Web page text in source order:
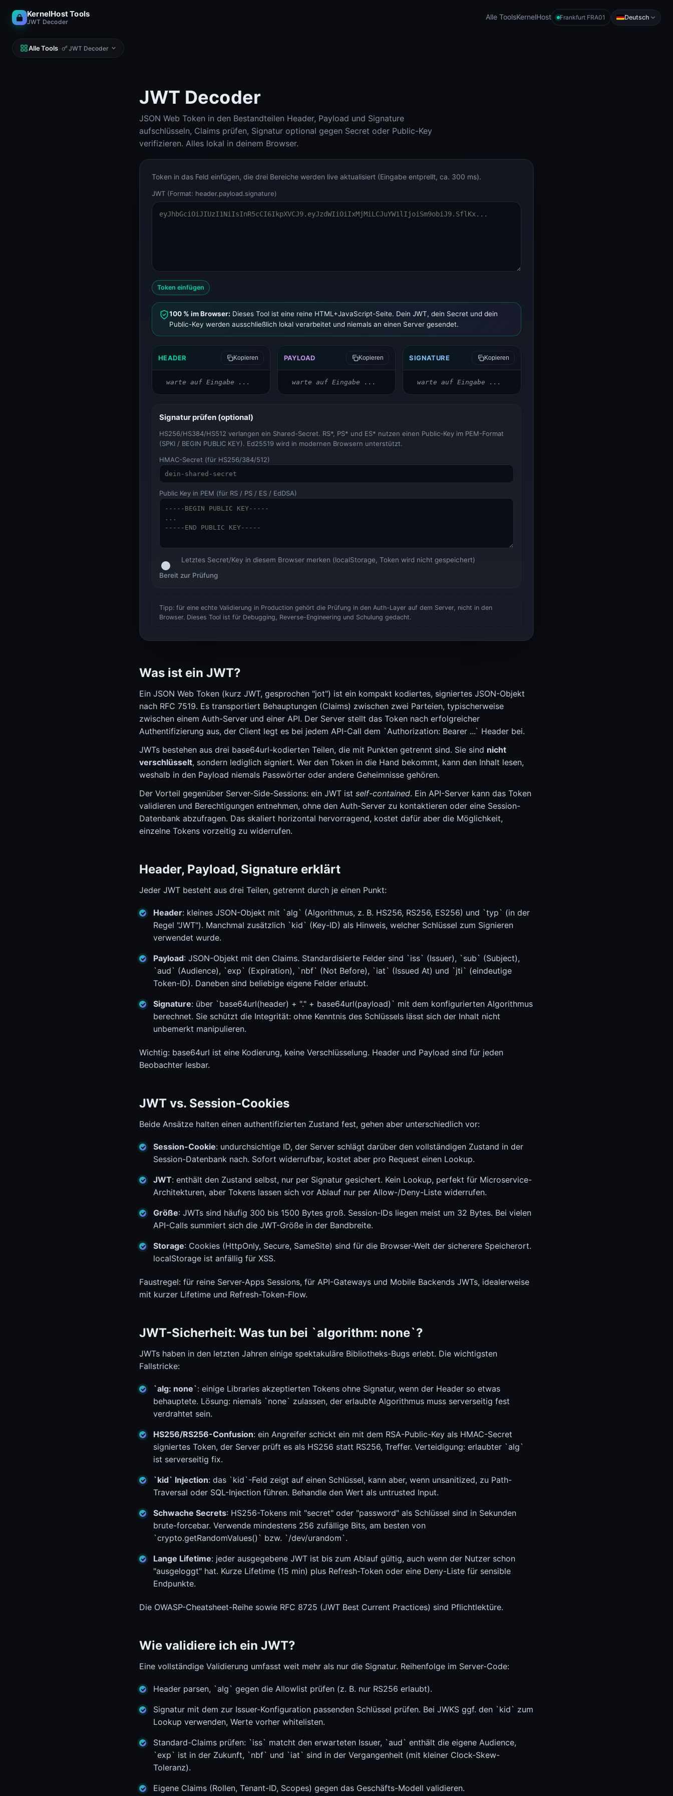
KernelHost Tools
JWT Decoder
Alle ToolsKernelHost Frankfurt FRA01 Deutsch
Alle Tools · JWT Decoder
Subnet-Calculator (IPv4 & IPv6)
DNS Lookup (A, AAAA, MX, TXT, SPF, DKIM, DMARC)
DNS Lookup
Reverse DNS Lookup (PTR, FCrDNS, ASN)
HTTP Header Inspector (Response, Security, Redirects)
JWT Decoder (Header, Payload, Signature)
JWT Decoder
UUID Generator (v4, v7, ULID, NanoID)
Stromkosten-Rechner
Stromkosten-Rechner
JWT Decoder
JSON Web Token in den Bestandteilen Header, Payload und Signature
aufschlüsseln, Claims prüfen, Signatur optional gegen Secret oder Public-Key
verifizieren. Alles lokal in deinem Browser.
Token in das Feld einfügen, die drei Bereiche werden live aktualisiert (Eingabe entprellt, ca. 300 ms).
JWT (Format: header.payload.signature)
Token einfügen
100 % im Browser: Dieses Tool ist eine reine HTML+JavaScript-Seite. Dein JWT, dein Secret und dein
Public-Key werden ausschließlich lokal verarbeitet und niemals an einen Server gesendet.
HEADER Kopieren
warte auf Eingabe ...
PAYLOAD Kopieren
warte auf Eingabe ...
SIGNATURE Kopieren
warte auf Eingabe ...
Signatur prüfen (optional)
HS256/HS384/HS512 verlangen ein Shared-Secret. RS*, PS* und ES* nutzen einen Public-Key im PEM-Format
(SPKI / BEGIN PUBLIC KEY). Ed25519 wird in modernen Browsern unterstützt.
HMAC-Secret (für HS256/384/512)
Public Key in PEM (für RS / PS / ES / EdDSA)
Letztes Secret/Key in diesem Browser merken (localStorage, Token wird nicht gespeichert)
Bereit zur Prüfung
Tipp: für eine echte Validierung in Production gehört die Prüfung in den Auth-Layer auf dem Server, nicht in den
Browser. Dieses Tool ist für Debugging, Reverse-Engineering und Schulung gedacht.
Was ist ein JWT?
Ein JSON Web Token (kurz JWT, gesprochen "jot") ist ein kompakt kodiertes, signiertes JSON-Objekt
nach RFC 7519. Es transportiert Behauptungen (Claims) zwischen zwei Parteien, typischerweise
zwischen einem Auth-Server und einer API. Der Server stellt das Token nach erfolgreicher
Authentifizierung aus, der Client legt es bei jedem API-Call dem `Authorization: Bearer ...` Header bei.
JWTs bestehen aus drei base64url-kodierten Teilen, die mit Punkten getrennt sind. Sie sind nicht
verschlüsselt, sondern lediglich signiert. Wer den Token in die Hand bekommt, kann den Inhalt lesen,
weshalb in den Payload niemals Passwörter oder andere Geheimnisse gehören.
Der Vorteil gegenüber Server-Side-Sessions: ein JWT ist self-contained. Ein API-Server kann das Token
validieren und Berechtigungen entnehmen, ohne den Auth-Server zu kontaktieren oder eine Session-
Datenbank abzufragen. Das skaliert horizontal hervorragend, kostet dafür aber die Möglichkeit,
einzelne Tokens vorzeitig zu widerrufen.
Header, Payload, Signature erklärt
Jeder JWT besteht aus drei Teilen, getrennt durch je einen Punkt:
Header: kleines JSON-Objekt mit `alg` (Algorithmus, z. B. HS256, RS256, ES256) und `typ` (in der
Regel "JWT"). Manchmal zusätzlich `kid` (Key-ID) als Hinweis, welcher Schlüssel zum Signieren
verwendet wurde.
Payload: JSON-Objekt mit den Claims. Standardisierte Felder sind `iss` (Issuer), `sub` (Subject),
`aud` (Audience), `exp` (Expiration), `nbf` (Not Before), `iat` (Issued At) und `jti` (eindeutige
Token-ID). Daneben sind beliebige eigene Felder erlaubt.
Signature: über `base64url(header) + "." + base64url(payload)` mit dem konfigurierten Algorithmus
berechnet. Sie schützt die Integrität: ohne Kenntnis des Schlüssels lässt sich der Inhalt nicht
unbemerkt manipulieren.
Wichtig: base64url ist eine Kodierung, keine Verschlüsselung. Header und Payload sind für jeden
Beobachter lesbar.
JWT vs. Session-Cookies
Beide Ansätze halten einen authentifizierten Zustand fest, gehen aber unterschiedlich vor:
Session-Cookie: undurchsichtige ID, der Server schlägt darüber den vollständigen Zustand in der
Session-Datenbank nach. Sofort widerrufbar, kostet aber pro Request einen Lookup.
JWT: enthält den Zustand selbst, nur per Signatur gesichert. Kein Lookup, perfekt für Microservice-
Architekturen, aber Tokens lassen sich vor Ablauf nur per Allow-/Deny-Liste widerrufen.
Größe: JWTs sind häufig 300 bis 1500 Bytes groß. Session-IDs liegen meist um 32 Bytes. Bei vielen
API-Calls summiert sich die JWT-Größe in der Bandbreite.
Storage: Cookies (HttpOnly, Secure, SameSite) sind für die Browser-Welt der sicherere Speicherort.
localStorage ist anfällig für XSS.
Faustregel: für reine Server-Apps Sessions, für API-Gateways und Mobile Backends JWTs, idealerweise
mit kurzer Lifetime und Refresh-Token-Flow.
JWT-Sicherheit: Was tun bei `algorithm: none`?
JWTs haben in den letzten Jahren einige spektakuläre Bibliotheks-Bugs erlebt. Die wichtigsten
Fallstricke:
`alg: none`: einige Libraries akzeptierten Tokens ohne Signatur, wenn der Header so etwas
behauptete. Lösung: niemals `none` zulassen, der erlaubte Algorithmus muss serverseitig fest
verdrahtet sein.
HS256/RS256-Confusion: ein Angreifer schickt ein mit dem RSA-Public-Key als HMAC-Secret
signiertes Token, der Server prüft es als HS256 statt RS256, Treffer. Verteidigung: erlaubter `alg`
ist serverseitig fix.
`kid` Injection: das `kid`-Feld zeigt auf einen Schlüssel, kann aber, wenn unsanitized, zu Path-
Traversal oder SQL-Injection führen. Behandle den Wert als untrusted Input.
Schwache Secrets: HS256-Tokens mit "secret" oder "password" als Schlüssel sind in Sekunden
brute-forcebar. Verwende mindestens 256 zufällige Bits, am besten von
`crypto.getRandomValues()` bzw. `/dev/urandom`.
Lange Lifetime: jeder ausgegebene JWT ist bis zum Ablauf gültig, auch wenn der Nutzer schon
"ausgeloggt" hat. Kurze Lifetime (15 min) plus Refresh-Token oder eine Deny-Liste für sensible
Endpunkte.
Die OWASP-Cheatsheet-Reihe sowie RFC 8725 (JWT Best Current Practices) sind Pflichtlektüre.
Wie validiere ich ein JWT?
Eine vollständige Validierung umfasst weit mehr als nur die Signatur. Reihenfolge im Server-Code:
Header parsen, `alg` gegen die Allowlist prüfen (z. B. nur RS256 erlaubt).
Signatur mit dem zur Issuer-Konfiguration passenden Schlüssel prüfen. Bei JWKS ggf. den `kid` zum
Lookup verwenden, Werte vorher whitelisten.
Standard-Claims prüfen: `iss` matcht den erwarteten Issuer, `aud` enthält die eigene Audience,
`exp` ist in der Zukunft, `nbf` und `iat` sind in der Vergangenheit (mit kleiner Clock-Skew-
Toleranz).
Eigene Claims (Rollen, Tenant-ID, Scopes) gegen das Geschäfts-Modell validieren.